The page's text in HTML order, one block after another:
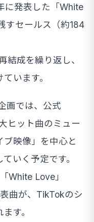
に発表した「White
すセールス（約184
結成を繰り返し、
います。
画では、公式
ヒット曲のミュー
映像」を中心と
いく予定です。
White Love」
曲が、TikTokのシ
す。